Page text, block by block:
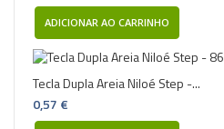
ADICIONAR AO CARRINHO
Tecla Dupla Areia Niloé Step -...
0,57 €